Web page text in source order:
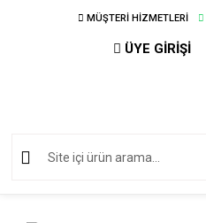
MÜŞTERİ HİZMETLERİ
ÜYE GİRİŞİ